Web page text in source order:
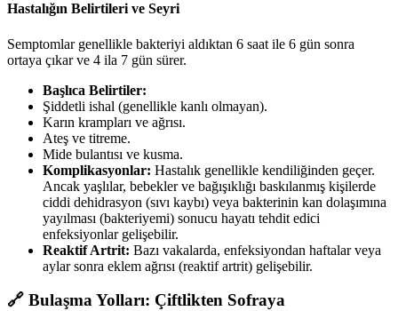
Hastalığın Belirtileri ve Seyri
Semptomlar genellikle bakteriyi aldıktan 6 saat ile 6 gün sonra
ortaya çıkar ve 4 ila 7 gün sürer.
Başlıca Belirtiler:
Şiddetli ishal (genellikle kanlı olmayan).
Karın krampları ve ağrısı.
Ateş ve titreme.
Mide bulantısı ve kusma.
Komplikasyonlar: Hastalık genellikle kendiliğinden geçer.
Ancak yaşlılar, bebekler ve bağışıklığı baskılanmış kişilerde
ciddi dehidrasyon (sıvı kaybı) veya bakterinin kan dolaşımına
yayılması (bakteriyemi) sonucu hayatı tehdit edici
enfeksiyonlar gelişebilir.
Reaktif Artrit: Bazı vakalarda, enfeksiyondan haftalar veya
aylar sonra eklem ağrısı (reaktif artrit) gelişebilir.
🔗 Bulaşma Yolları: Çiftlikten Sofraya